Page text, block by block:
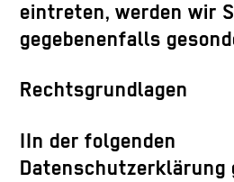
eintreten, werden wir
gegebenenfalls
Rechtsgrundlagen
IIn der folgenden
Datenschutzerklärung